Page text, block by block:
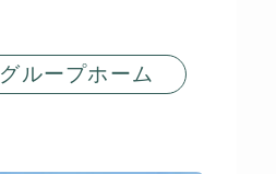
グループホーム